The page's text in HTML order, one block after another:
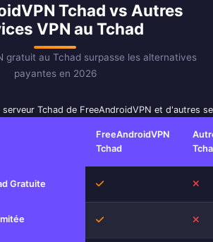
Tchad vs Autres
VPN au Tchad
gratuit au Tchad surpasse les alternatives
payantes en 2026
Tchad de FreeAndroidVPN et d'autres
FreeAndroidVPN
Tchad
Gratuite Oui
Oui